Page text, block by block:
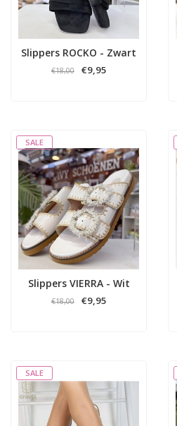
Slippers ROCKO - Zwart
€18,00 €9,95
SALE
Slippers VIERRA - Wit
€18,00 €9,95
SALE